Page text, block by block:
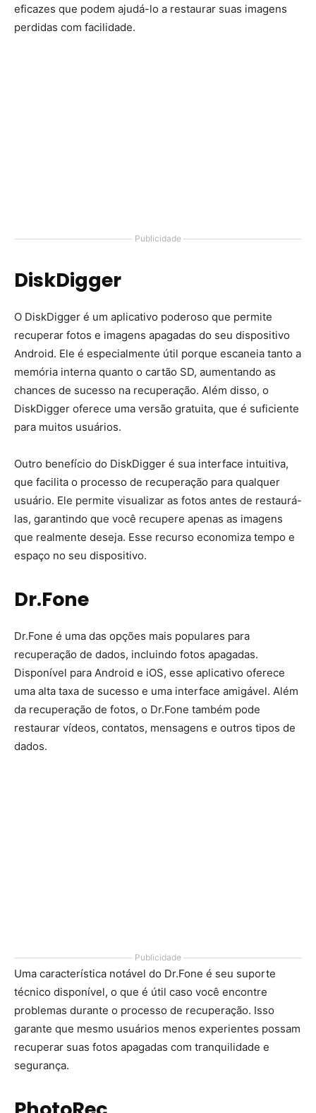
eficazes que podem ajudá-lo a restaurar suas imagens
perdidas com facilidade.
Publicidade
DiskDigger
O DiskDigger é um aplicativo poderoso que permite
recuperar fotos e imagens apagadas do seu dispositivo
Android. Ele é especialmente útil porque escaneia tanto a
memória interna quanto o cartão SD, aumentando as
chances de sucesso na recuperação. Além disso, o
DiskDigger oferece uma versão gratuita, que é suficiente
para muitos usuários.
Outro benefício do DiskDigger é sua interface intuitiva,
que facilita o processo de recuperação para qualquer
usuário. Ele permite visualizar as fotos antes de restaurá-
las, garantindo que você recupere apenas as imagens
que realmente deseja. Esse recurso economiza tempo e
espaço no seu dispositivo.
Dr.Fone
Dr.Fone é uma das opções mais populares para
recuperação de dados, incluindo fotos apagadas.
Disponível para Android e iOS, esse aplicativo oferece
uma alta taxa de sucesso e uma interface amigável. Além
da recuperação de fotos, o Dr.Fone também pode
restaurar vídeos, contatos, mensagens e outros tipos de
dados.
Publicidade
Uma característica notável do Dr.Fone é seu suporte
técnico disponível, o que é útil caso você encontre
problemas durante o processo de recuperação. Isso
garante que mesmo usuários menos experientes possam
recuperar suas fotos apagadas com tranquilidade e
segurança.